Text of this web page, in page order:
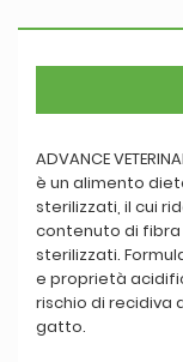
ADVANCE
è un alimento
sterilizzati, il cui
contenuto di
sterilizzati.
e proprietà
rischio di recidiva
gatto.